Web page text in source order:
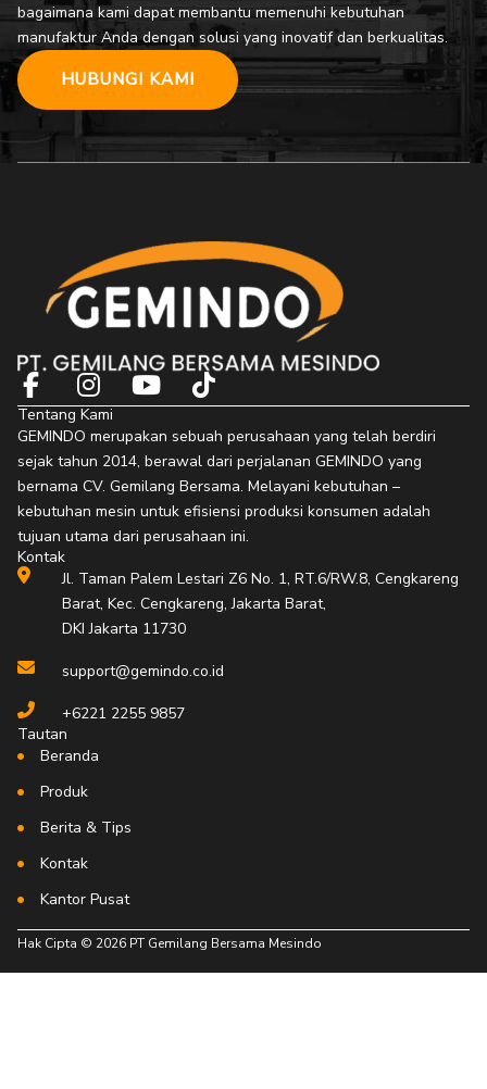
bagaimana kami dapat membantu memenuhi kebutuhan
manufaktur Anda dengan solusi yang inovatif dan berkualitas.
HUBUNGI KAMI
F
a
c
e
b
o
o
k
I
n
s
t
a
g
r
a
m
Y
o
u
t
u
b
e
T
i
k
t
o
k
Tentang Kami
GEMINDO merupakan sebuah perusahaan yang telah berdiri
sejak tahun 2014, berawal dari perjalanan GEMINDO yang
bernama CV. Gemilang Bersama. Melayani kebutuhan –
kebutuhan mesin untuk efisiensi produksi konsumen adalah
tujuan utama dari perusahaan ini.
Kontak
Jl. Taman Palem Lestari Z6 No. 1, RT.6/RW.8, Cengkareng
Barat, Kec. Cengkareng, Jakarta Barat,
DKI Jakarta 11730
support@gemindo.co.id
+6221 2255 9857
Tautan
Beranda
Produk
Berita & Tips
Kontak
Kantor Pusat
Hak Cipta © 2026 PT Gemilang Bersama Mesindo